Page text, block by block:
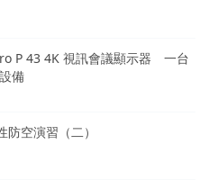
P 43 4K 視訊會議顯示器 一台
備
空演習（二）